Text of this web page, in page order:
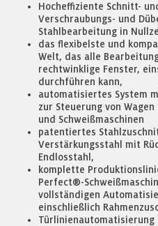
Hocheffiziente Schnitt-
Verschraubungs- und
Stahlbearbeitung in
das flexibelste und
Welt, das alle
rechtwinklige Fenster,
durchführen kann,
automatisiertes System
zur Steuerung von
und Schweißmaschinen
patentiertes
Verstärkungsstahl mit
Endlosstahl,
komplette
Perfect®-
vollständigen
einschließlich